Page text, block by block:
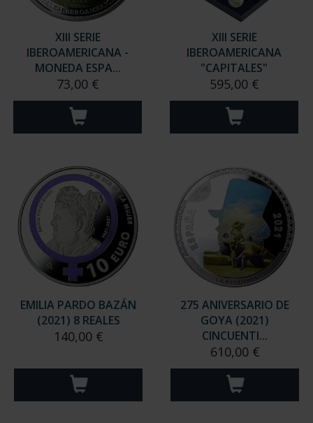
XIII SERIE
IBEROAMERICANA -
MONEDA ESPA...
73,00 €
XIII SERIE
IBEROAMERICANA
"CAPITALES"
595,00 €
EMILIA PARDO BAZÁN
(2021) 8 REALES
140,00 €
275 ANIVERSARIO DE
GOYA (2021)
CINCUENTI...
610,00 €